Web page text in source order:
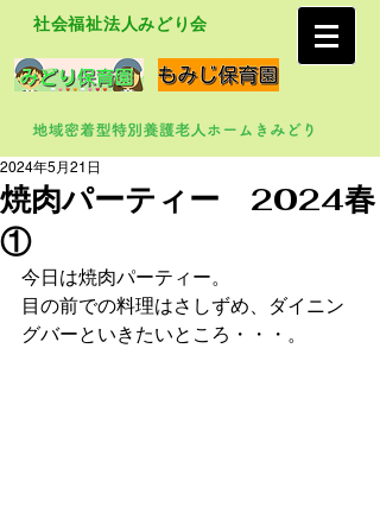
社会福祉法人みどり会
焼肉パーティー 2024春
①
2024年5月21日
今日は焼肉パーティー。
目の前での料理はさしずめ、ダイニン
グバーといきたいところ・・・。